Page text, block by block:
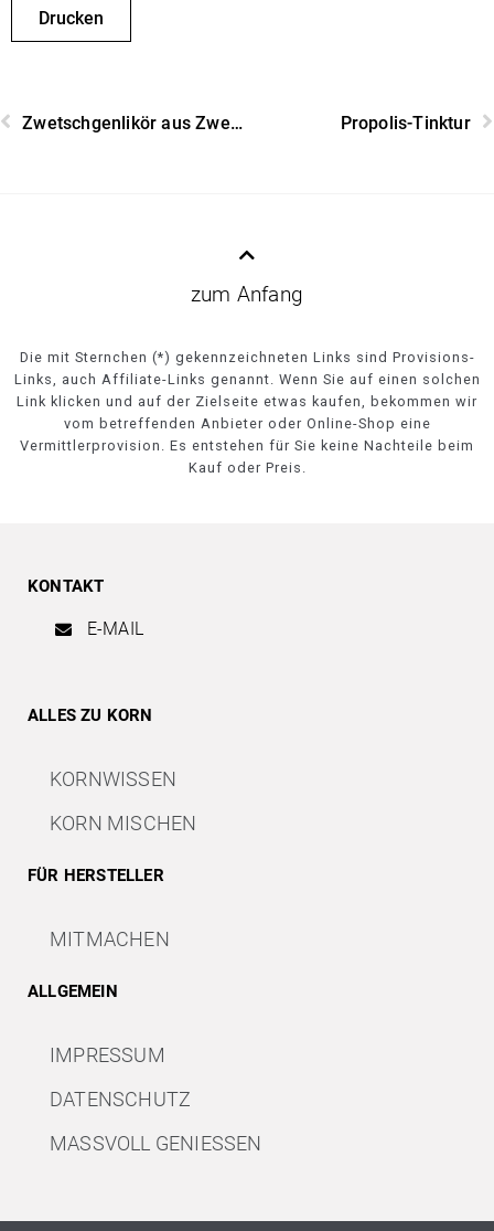
Drucken
Zwetschgenlikör aus Zwetschgenkernen Propolis-Tinktur
zum Anfang
Die mit Sternchen (*) gekennzeichneten Links sind Provisions-
Links, auch Affiliate-Links genannt. Wenn Sie auf einen solchen
Link klicken und auf der Zielseite etwas kaufen, bekommen wir
vom betreffenden Anbieter oder Online-Shop eine
Vermittlerprovision. Es entstehen für Sie keine Nachteile beim
Kauf oder Preis.
KONTAKT
E-MAIL
ALLES ZU KORN
KORNWISSEN
KORN MISCHEN
FÜR HERSTELLER
MITMACHEN
ALLGEMEIN
IMPRESSUM
DATENSCHUTZ
MASSVOLL GENIESSEN